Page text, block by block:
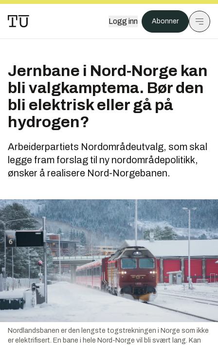
Logg inn Abonner
Jernbane i Nord-Norge kan
bli valgkamp­tema. Bør den
bli elektrisk eller gå på
hydrogen?
Arbeiderpartiets Nordområdeutvalg, som skal
legge fram forslag til ny nordområdepolitikk,
ønsker å realisere Nord-Norgebanen.
Nordlandsbanen er den lengste togstrekningen i Norge som ikke
er elektrifisert. En bane i hele Nord-Norge vil bli svært lang. Kan